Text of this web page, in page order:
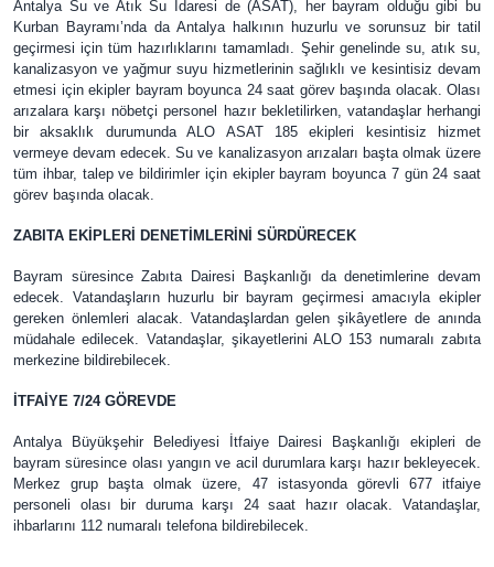
Antalya Su ve Atık Su İdaresi de (ASAT), her bayram olduğu gibi bu
Kurban Bayramı’nda da Antalya halkının huzurlu ve sorunsuz bir tatil
geçirmesi için tüm hazırlıklarını tamamladı. Şehir genelinde su, atık su,
kanalizasyon ve yağmur suyu hizmetlerinin sağlıklı ve kesintisiz devam
etmesi için ekipler bayram boyunca 24 saat görev başında olacak. Olası
arızalara karşı nöbetçi personel hazır bekletilirken, vatandaşlar herhangi
bir aksaklık durumundaALO ASAT 185 ekipleri kesintisiz hizmet
vermeye devam edecek. Su ve kanalizasyon arızaları başta olmak üzere
tüm ihbar, talep ve bildirimler için ekipler bayram boyunca 7 gün 24 saat
görev başında olacak.
ZABITA EKİPLERİ DENETİMLERİNİ SÜRDÜRECEK
Bayram süresince Zabıta Dairesi Başkanlığı da denetimlerine devam
edecek. Vatandaşların huzurlu bir bayram geçirmesi amacıyla ekipler
gereken önlemleri alacak. Vatandaşlardan gelen şikâyetlere de anında
müdahale edilecek. Vatandaşlar, şikayetlerini ALO 153 numaralı zabıta
merkezine bildirebilecek.
İTFAİYE 7/24 GÖREVDE
Antalya Büyükşehir Belediyesi İtfaiye Dairesi Başkanlığı ekipleri de
bayram süresince olası yangın ve acil durumlara karşı hazır bekleyecek.
Merkez grup başta olmak üzere, 47 istasyonda görevli 677 itfaiye
personeli olası bir duruma karşı 24 saat hazır olacak. Vatandaşlar,
ihbarlarını 112 numaralı telefona bildirebilecek.